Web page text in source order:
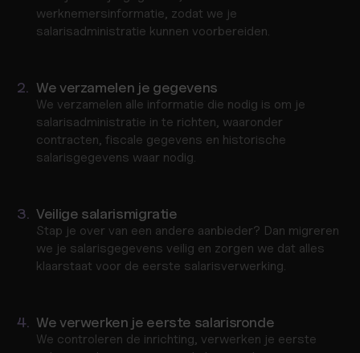
werknemersinformatie, zodat we je
salarisadministratie kunnen voorbereiden.
2. We verzamelen je gegevens
We verzamelen alle informatie die nodig is om je
salarisadministratie in te richten, waaronder
contracten, fiscale gegevens en historische
salarisgegevens waar nodig.
3. Veilige salarismigratie
Stap je over van een andere aanbieder? Dan migreren
we je salarisgegevens veilig en zorgen we dat alles
klaarstaat voor de eerste salarisverwerking.
4. We verwerken je eerste salarisronde
We controleren de inrichting, verwerken je eerste